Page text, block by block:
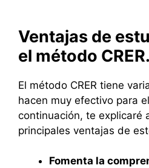
Ventajas de
el método CRER.
El método CRER tiene
hacen muy efectivo para
continuación, te explicaré
principales ventajas de
Fomenta la